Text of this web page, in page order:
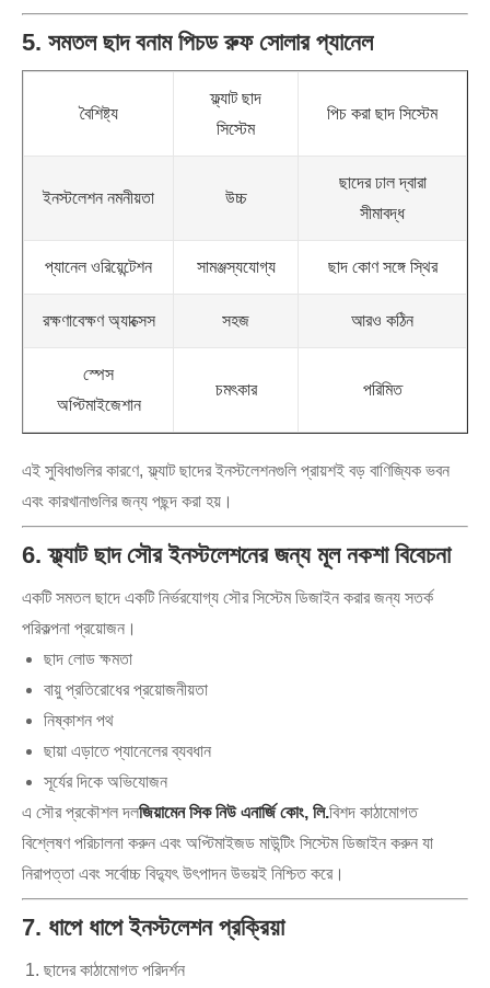
5. সমতল ছাদ বনাম পিচড রুফ সোলার প্যানেল
বৈশিষ্ট্য
ফ্ল্যাট ছাদ
সিস্টেম
পিচ করা ছাদ সিস্টেম
ইনস্টলেশন নমনীয়তা উচ্চ
ছাদের ঢাল দ্বারা
সীমাবদ্ধ
প্যানেল ওরিয়েন্টেশন সামঞ্জস্যযোগ্য ছাদ কোণ সঙ্গে স্থির
রক্ষণাবেক্ষণ অ্যাক্সেস সহজ আরও কঠিন
স্পেস
অপ্টিমাইজেশান
চমৎকার পরিমিত
এই সুবিধাগুলির কারণে, ফ্ল্যাট ছাদের ইনস্টলেশনগুলি প্রায়শই বড় বাণিজ্যিক ভবন
এবং কারখানাগুলির জন্য পছন্দ করা হয়।
6. ফ্ল্যাট ছাদ সৌর ইনস্টলেশনের জন্য মূল নকশা বিবেচনা
একটি সমতল ছাদে একটি নির্ভরযোগ্য সৌর সিস্টেম ডিজাইন করার জন্য সতর্ক
পরিকল্পনা প্রয়োজন।
ছাদ লোড ক্ষমতা
বায়ু প্রতিরোধের প্রয়োজনীয়তা
নিষ্কাশন পথ
ছায়া এড়াতে প্যানেলের ব্যবধান
সূর্যের দিকে অভিযোজন
এ সৌর প্রকৌশল দলজিয়ামেন সিক নিউ এনার্জি কোং, লি.বিশদ কাঠামোগত
বিশ্লেষণ পরিচালনা করুন এবং অপ্টিমাইজড মাউন্টিং সিস্টেম ডিজাইন করুন যা
নিরাপত্তা এবং সর্বোচ্চ বিদ্যুৎ উৎপাদন উভয়ই নিশ্চিত করে।
7. ধাপে ধাপে ইনস্টলেশন প্রক্রিয়া
ছাদের কাঠামোগত পরিদর্শন